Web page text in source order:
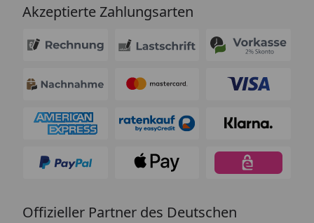
Akzeptierte Zahlungsarten
Offizieller Partner des Deutschen